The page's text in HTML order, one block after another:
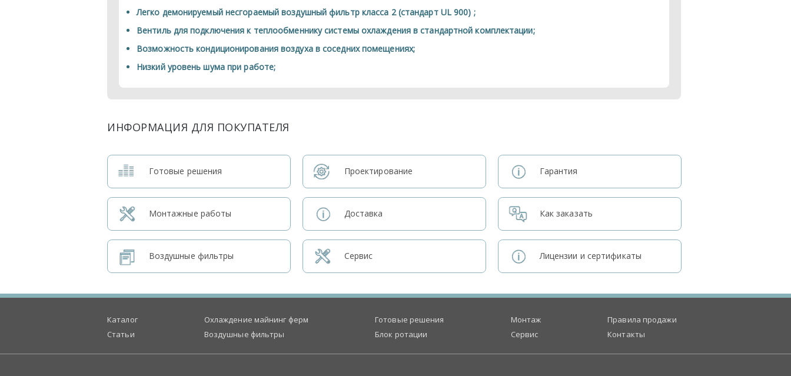
Легко демонируемый несгораемый воздушный фильтр класса 2 (стандарт UL 900) ;
Вентиль для подключения к теплообменнику системы охлаждения в стандартной комплектации;
Возможность кондиционирования воздуха в соседних помещениях;
Низкий уровень шума при работе;
ИНФОРМАЦИЯ ДЛЯ ПОКУПАТЕЛЯ
Готовые решения
Монтажные работы
Воздушные фильтры
Проектирование
Доставка
Сервис
Гарантия
Как заказать
Лицензии и сертификаты
Каталог
Статьи
Охлаждение майнинг ферм
Воздушные фильтры
Готовые решения
Блок ротации
Монтаж
Сервис
Правила продажи
Контакты